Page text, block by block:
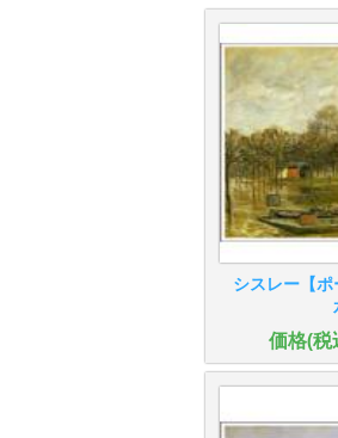
シスレー【
価格(税